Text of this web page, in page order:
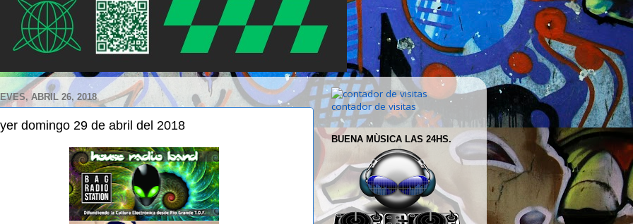
ABRIL 26, 2018
domingo 29 de abril del 2018
contador de visitas
BUENA MÙSICA LAS 24HS.